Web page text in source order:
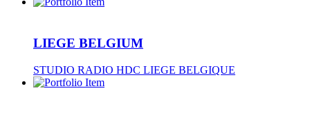
LIEGE BELGIUM
STUDIO RADIO HDC LIEGE BELGIQUE